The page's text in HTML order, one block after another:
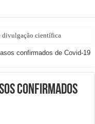
divulgação científica
confirmados de Covid-19
confirmados